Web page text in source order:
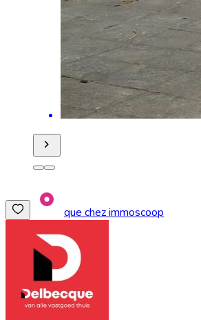
que chez immoscoop